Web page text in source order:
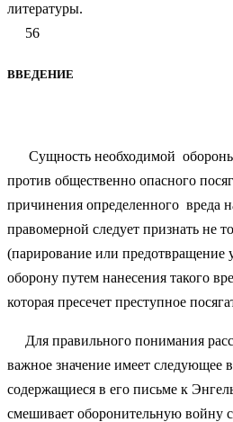
56
ВВЕДЕНИЕ
Сущность необходимой обороны
против общественно опасного
причинения определенного вреда
правомерной следует признать не
(парирование или предотвращение
оборону путем нанесения такого
которая пресечет преступное
Для правильного понимания
важное значение имеет следующее
содержащиеся в его письме к
смешивает оборонительную войну